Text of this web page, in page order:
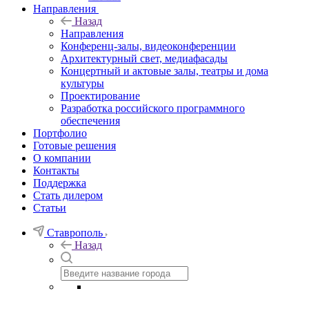
Направления
Назад
Направления
Конференц-залы, видеоконференции
Архитектурный свет, медиафасады
Концертный и актовые залы, театры и дома
культуры
Проектирование
Разработка российского программного
обеспечения
Портфолио
Готовые решения
О компании
Контакты
Поддержка
Стать дилером
Статьи
Ставрополь
Назад